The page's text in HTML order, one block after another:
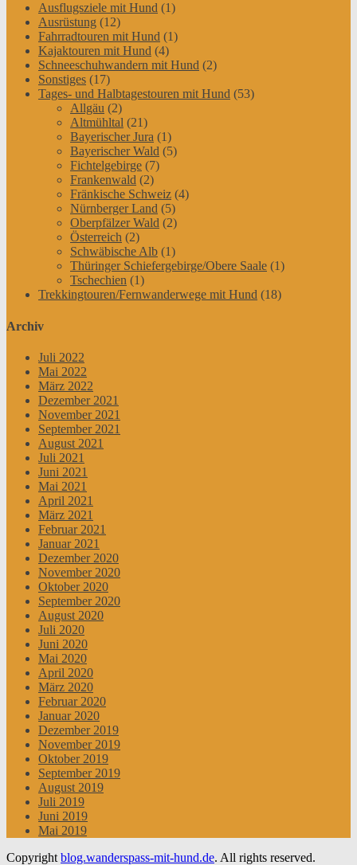
Ausflugsziele mit Hund (1)
Ausrüstung (12)
Fahrradtouren mit Hund (1)
Kajaktouren mit Hund (4)
Schneeschuhwandern mit Hund (2)
Sonstiges (17)
Tages- und Halbtagestouren mit Hund (53)
Allgäu (2)
Altmühltal (21)
Bayerischer Jura (1)
Bayerischer Wald (5)
Fichtelgebirge (7)
Frankenwald (2)
Fränkische Schweiz (4)
Nürnberger Land (5)
Oberpfälzer Wald (2)
Österreich (2)
Schwäbische Alb (1)
Thüringer Schiefergebirge/Obere Saale (1)
Tschechien (1)
Trekkingtouren/Fernwanderwege mit Hund (18)
Archiv
Juli 2022
Mai 2022
März 2022
Dezember 2021
November 2021
September 2021
August 2021
Juli 2021
Juni 2021
Mai 2021
April 2021
März 2021
Februar 2021
Januar 2021
Dezember 2020
November 2020
Oktober 2020
September 2020
August 2020
Juli 2020
Juni 2020
Mai 2020
April 2020
März 2020
Februar 2020
Januar 2020
Dezember 2019
November 2019
Oktober 2019
September 2019
August 2019
Juli 2019
Juni 2019
Mai 2019
Copyright blog.wanderspass-mit-hund.de. All rights reserved.